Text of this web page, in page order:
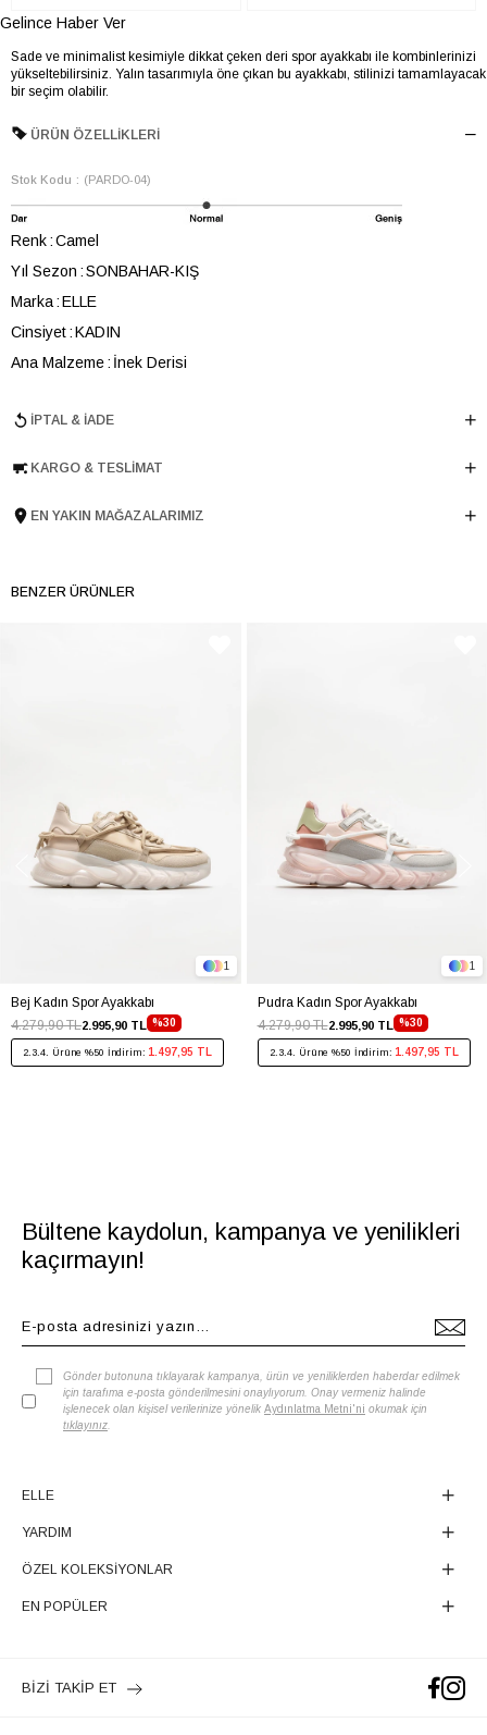
Gelince Haber Ver
Sade ve minimalist kesimiyle dikkat çeken deri spor ayakkabı ile kombinlerinizi
yükseltebilirsiniz. Yalın tasarımıyla öne çıkan bu ayakkabı, stilinizi tamamlayacak
bir seçim olabilir.
ÜRÜN ÖZELLIKLERI
Stok Kodu (PARDO-04)
Renk Camel
Yıl Sezon SONBAHAR-KIŞ
Marka ELLE
Cinsiyet KADIN
Ana Malzeme İnek Derisi
Topuk Boyu 4,5 cm
Taban Yüksekliği 4,5 cm
İPTAL & İADE
KARGO & TESLIMAT
EN YAKIN MAĞAZALARIMIZ
BENZER ÜRÜNLER
Bej Kadın Spor Ayakkabı
%30
2.995,90 TL
4.279,90 TL
2.3.4. Ürüne %50 İndirim: 1.497,95 TL
1
Pudra Kadın Spor Ayakkabı
%30
2.995,90 TL
4.279,90 TL
2.3.4. Ürüne %50 İndirim: 1.497,95 TL
1
Bültene kaydolun, kampanya ve yenilikleri
kaçırmayın!
Gönder butonuna tıklayarak kampanya, ürün ve yeniliklerden haberdar edilmek
için tarafıma e-posta gönderilmesini onaylıyorum. Onay vermeniz halinde
işlenecek olan kişisel verilerinize yönelik Aydınlatma Metni'ni okumak için
tıklayınız
ELLE
YARDIM
ÖZEL KOLEKSİYONLAR
EN POPÜLER
BİZİ TAKİP ET